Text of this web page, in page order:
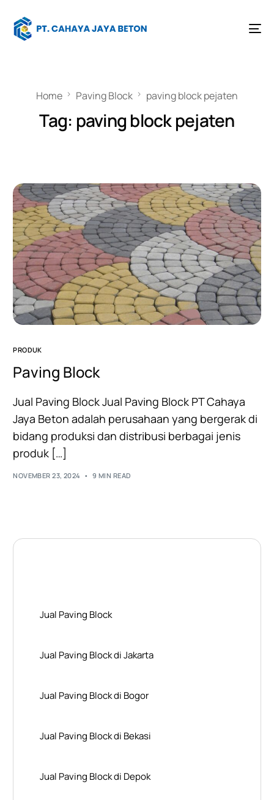
Home Paving Block paving block pejaten
Tag: paving block pejaten
PRODUK
Paving Block
Jual Paving Block Jual Paving Block PT Cahaya
Jaya Beton adalah perusahaan yang bergerak di
bidang produksi dan distribusi berbagai jenis
produk […]
NOVEMBER 23, 2024 9 MIN READ
Jual Paving Block
Jual Paving Block di Jakarta
Jual Paving Block di Bogor
Jual Paving Block di Bekasi
Jual Paving Block di Depok